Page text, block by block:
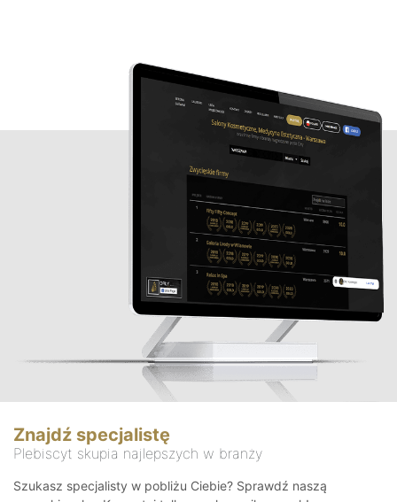
Znajdź specjalistę
Plebiscyt skupia najlepszych w branży
Szukasz specjalisty w pobliżu Ciebie? Sprawdź naszą